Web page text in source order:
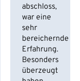
abschloss,
war eine
sehr
bereichernde
Erfahrung.
Besonders
überzeugt